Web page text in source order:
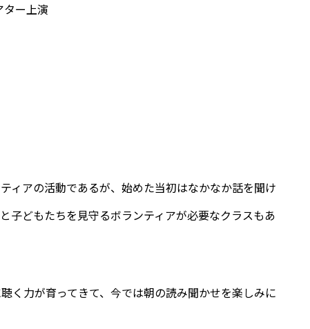
ー上演
ィアの活動であるが、始めた当初はなかなか話を聞け
子どもたちを見守るボランティアが必要なクラスもあ
く力が育ってきて、今では朝の読み聞かせを楽しみに